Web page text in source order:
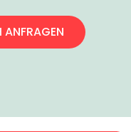
ANFRAGEN